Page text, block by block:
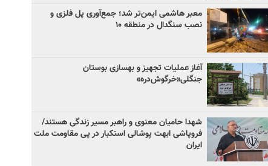
معبر هاشمی ایمن‌تر شد؛ جمع‌آوری پل فلزی و
نصب سنگدال در منطقه ۱۰
آغاز عملیات تجهیز و بهسازی بوستان
جنگلی«خرگوش‌دره»
شهدا حامیان معنوی و راهبر مسیر زندگی هستند/
فروپاشی ابهت پوشالی استکبار در پی مقاومت ملت
ایران